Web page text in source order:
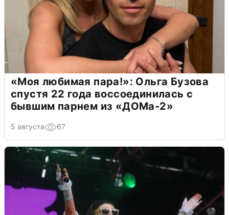
«Моя любимая пара!»: Ольга Бузова
спустя 22 года воссоединилась с
бывшим парнем из «ДОМа-2»
5 августа 67